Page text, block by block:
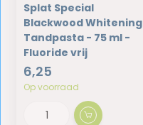
Splat Special
Blackwood Whitening
Tandpasta - 75 ml -
Fluoride vrij
6,25
Op voorraad